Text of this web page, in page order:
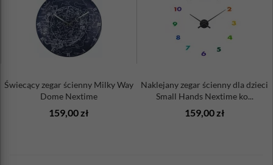
Świecący zegar ścienny Milky Way
Dome Nextime
159,00 zł
Naklejany zegar ścienny dla dzieci
Small Hands Nextime ko...
159,00 zł